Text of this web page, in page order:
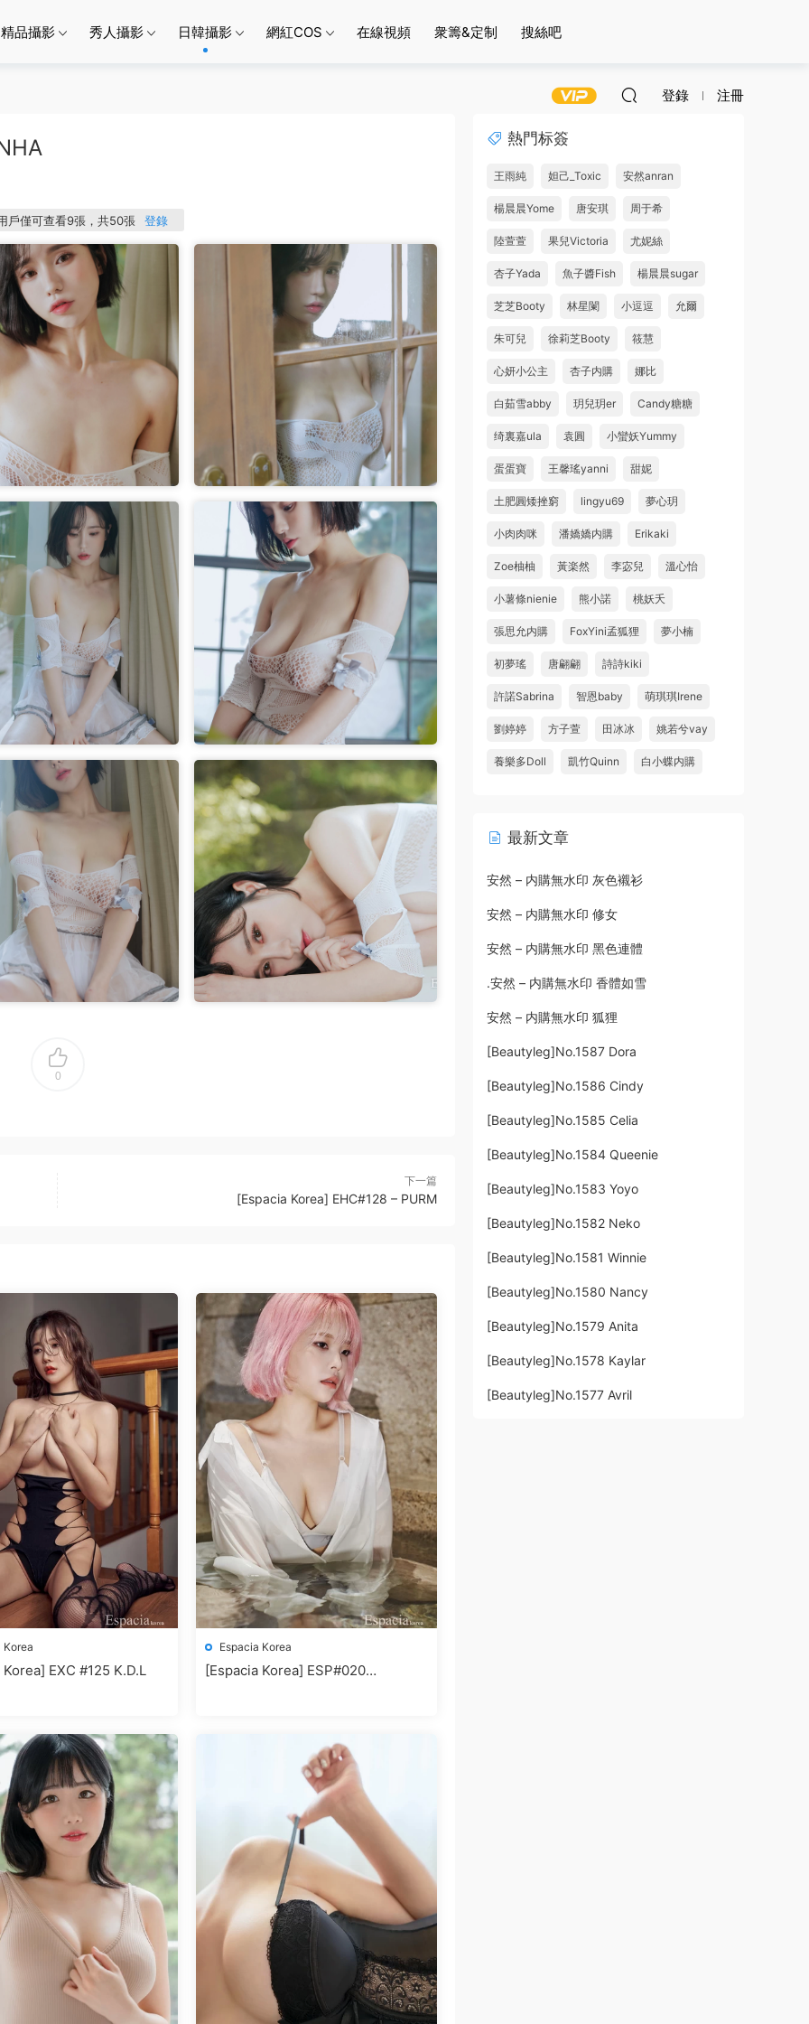
精品攝影 秀人攝影 日韓攝影 網紅COS 在線視頻 衆籌&定制 搜絲吧
登錄 注冊
戶僅可查看9張，共50張 登錄
0
下一篇
[Espacia Korea] EHC#128 – PURM
Korea
EXC #125 K.D.L
Espacia Korea
[Espacia Korea] ESP#020
熱門标簽
王雨純 妲己_Toxic 安然anran
楊晨晨Yome 唐安琪 周于希
陸萱萱 果兒Victoria 尤妮絲
杏子Yada 魚子醬Fish 楊晨晨sugar
芝芝Booty 林星闌 小逗逗 允爾
朱可兒 徐莉芝Booty 筱慧
心妍小公主 杏子内購 娜比
白茹雪abby 玥兒玥er Candy糖糖
绮裏嘉ula 袁圓 小蠻妖Yummy
蛋蛋寶 王馨瑤yanni 甜妮
土肥圓矮挫窮 lingyu69 夢心玥
小肉肉咪 潘嬌嬌内購 Erikaki
Zoe柚柚 黃楽然 李宓兒 溫心怡
小薯條nienie 熊小諾 桃妖夭
張思允内購 FoxYini孟狐狸 夢小楠
初夢瑤 唐翩翩 詩詩kiki
許諾Sabrina 智恩baby 萌琪琪Irene
劉婷婷 方子萱 田冰冰 姚若兮vay
養樂多Doll 凱竹Quinn 白小蝶内購
最新文章
安然 – 内購無水印 灰色襯衫
安然 – 内購無水印 修女
安然 – 内購無水印 黑色連體
.安然 – 内購無水印 香體如雪
安然 – 内購無水印 狐狸
[Beautyleg]No.1587 Dora
[Beautyleg]No.1586 Cindy
[Beautyleg]No.1585 Celia
[Beautyleg]No.1584 Queenie
[Beautyleg]No.1583 Yoyo
[Beautyleg]No.1582 Neko
[Beautyleg]No.1581 Winnie
[Beautyleg]No.1580 Nancy
[Beautyleg]No.1579 Anita
[Beautyleg]No.1578 Kaylar
[Beautyleg]No.1577 Avril